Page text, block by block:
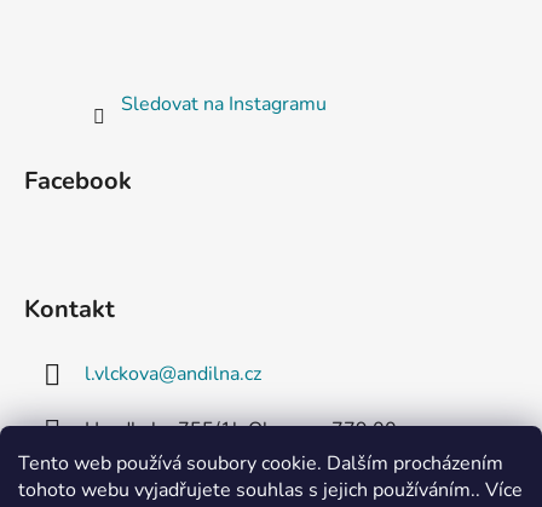
Tento web používá soubory cookie. Dalším procházením
tohoto webu vyjadřujete souhlas s jejich používáním.. Více
Sledovat na Instagramu
Facebook
Kontakt
l.vlckova@andilna.cz
Handkeho 755/1b Olomouc 779 00
+420 608 727 097